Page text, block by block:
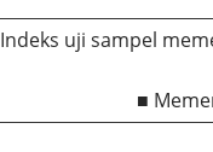
Indeks uji sampel
■